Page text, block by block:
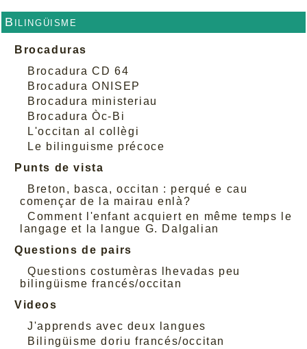
Bilingüisme
Brocaduras
Brocadura CD 64
Brocadura ONISEP
Brocadura ministeriau
Brocadura Òc-Bi
L'occitan al collègi
Le bilinguisme précoce
Punts de vista
Breton, basca, occitan : perqué e cau
començar de la mairau enlà?
Comment l'enfant acquiert en même temps le
langage et la langue G. Dalgalian
Questions de pairs
Questions costumèras lhevadas peu
bilingüisme francés/occitan
Videos
J'apprends avec deux langues
Bilingüisme doriu francés/occitan